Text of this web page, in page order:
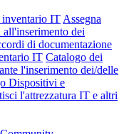
inventario IT Assegna
all'inserimento dei
di documentazione
IT Catalogo dei
l'inserimento dei/delle
Dispositivi e
l'attrezzatura IT e altri